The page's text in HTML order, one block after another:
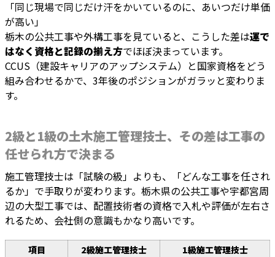
「同じ現場で同じだけ汗をかいているのに、あいつだけ単価
が高い」
栃木の公共工事や外構工事を見ていると、こうした差は運で
はなく資格と記録の揃え方でほぼ決まっています。
CCUS（建設キャリアのアップシステム）と国家資格をどう
組み合わせるかで、3年後のポジションがガラッと変わりま
す。
2級と1級の土木施工管理技士、その差は工事の
任せられ方で決まる
施工管理技士は「試験の級」よりも、「どんな工事を任され
るか」で手取りが変わります。栃木県の公共工事や宇都宮周
辺の大型工事では、配置技術者の資格で入札や評価が左右さ
れるため、会社側の意識もかなり高いです。
項目 2級施工管理技士
1級施工管理技士